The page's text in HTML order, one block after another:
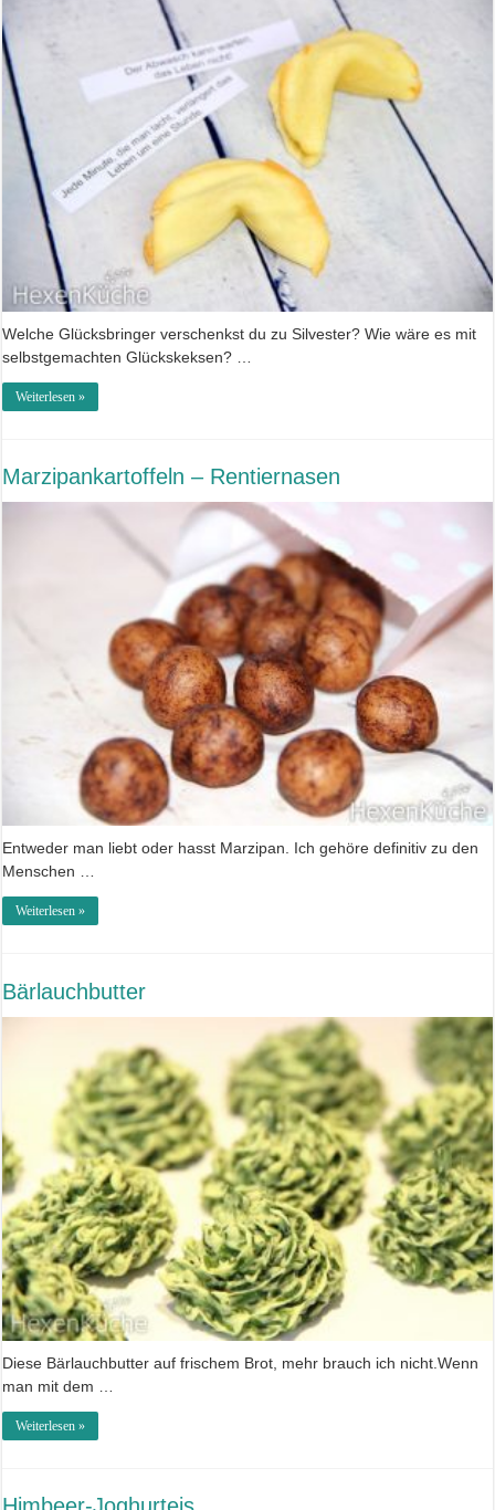
Welche Glücksbringer verschenkst du zu Silvester? Wie wäre es mit
selbstgemachten Glückskeksen? …
Weiterlesen »
Marzipankartoffeln – Rentiernasen
Entweder man liebt oder hasst Marzipan. Ich gehöre definitiv zu den
Menschen …
Weiterlesen »
Bärlauchbutter
Diese Bärlauchbutter auf frischem Brot, mehr brauch ich nicht.Wenn
man mit dem …
Weiterlesen »